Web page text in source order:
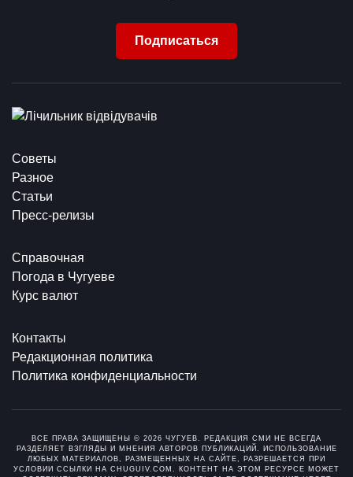
Подписаться
Советы
Разное
Статьи
Пресс-релизы
Справочная
Погода в Чугуеве
Курс валют
Контакты
Редакционная политика
Политика конфиденциальности
ВСЕ ПРАВА ЗАЩИЩЕНЫ © 2026 ЧУГУЕВ. РЕДАКЦИЯ СМИ НЕ ВСЕГДА
РАЗДЕЛЯЕТ ВЗГЛЯДЫ И МНЕНИЯ АВТОРОВ ПУБЛИКАЦИЙ. ИСПОЛЬЗОВАНИЕ
ЛЮБЫХ МАТЕРИАЛОВ, РАЗМЕЩЕННЫХ НА САЙТЕ, РАЗРЕШАЕТСЯ ПРИ
УСЛОВИИ ССЫЛКИ НА CHUGUIV.COM. КОНТЕНТ НА ЭТОМ РЕСУРСЕ МОЖЕТ